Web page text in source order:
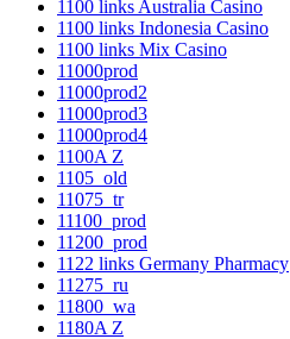
1100 links Australia Casino
1100 links Indonesia Casino
1100 links Mix Casino
11000prod
11000prod2
11000prod3
11000prod4
1100A Z
1105_old
11075_tr
11100_prod
11200_prod
1122 links Germany Pharmacy
11275_ru
11800_wa
1180A Z